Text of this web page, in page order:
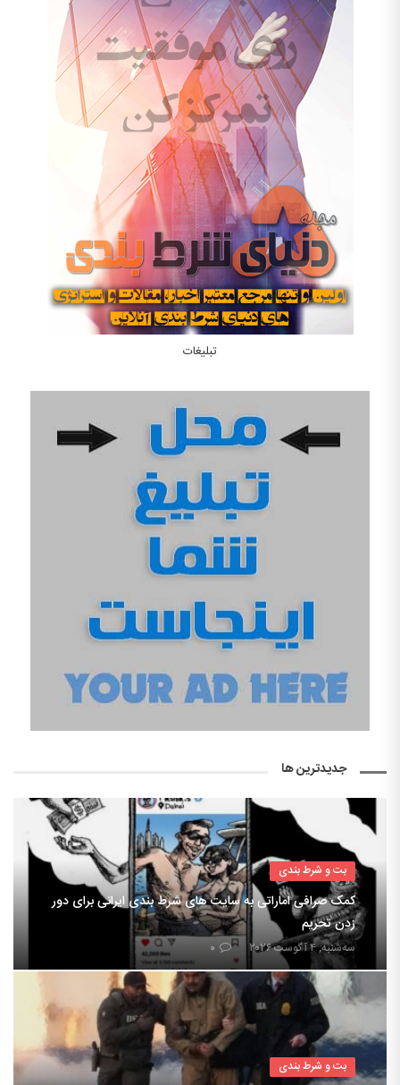
تبلیغات
جدیدترین ها
بت و شرط بندی
کمک صرافی اماراتی به سایت های شرط بندی ایرانی برای دور
زدن تحریم
سه‌شنبه, ۴ آگوست ۲۰۲۶ ۰
بت و شرط بندی